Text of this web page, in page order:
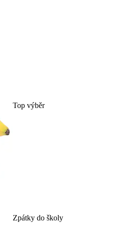
Top výběr
Zpátky do školy